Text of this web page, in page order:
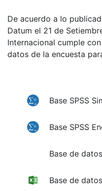
De acuerdo a lo
Datum el 21 de
Internacional cumple
datos de la encuesta
Base SPSS
Base SPSS
Base de
Base de